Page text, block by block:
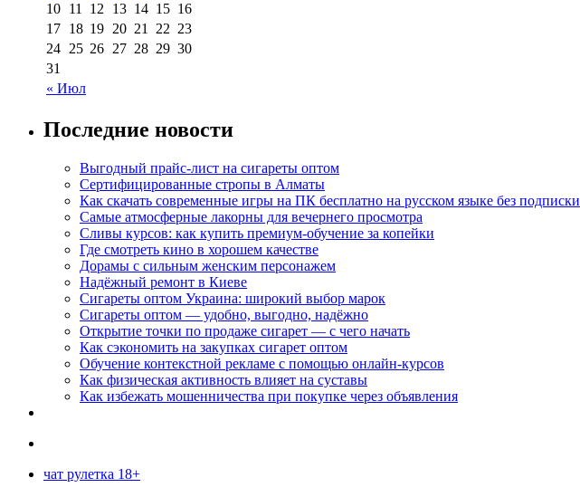
« Июл
10 11 12 13 14 15 16
17 18 19 20 21 22 23
24 25 26 27 28 29 30
31
Последние новости
Выгодный прайс-лист на сигареты оптом
Сертифицированные стропы в Алматы
Как скачать современные игры на ПК бесплатно на русском языке без подписки
Самые атмосферные лакорны для вечернего просмотра
Сливы курсов: как купить премиум-обучение за копейки
Где смотреть кино в хорошем качестве
Дорамы с сильным женским персонажем
Надёжный ремонт в Киеве
Сигареты оптом Украина: широкий выбор марок
Сигареты оптом — удобно, выгодно, надёжно
Открытие точки по продаже сигарет — с чего начать
Как сэкономить на закупках сигарет оптом
Обучение контекстной рекламе с помощью онлайн-курсов
Как физическая активность влияет на суставы
Как избежать мошенничества при покупке через объявления
чат рулетка 18+